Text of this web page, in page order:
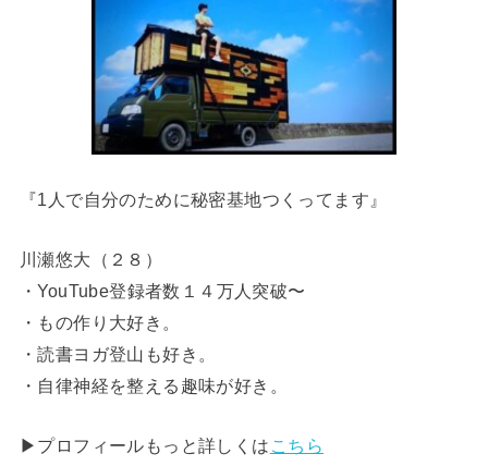
『1人で自分のために秘密基地つくってます』
川瀬悠大（２８）
・YouTube登録者数１４万人突破〜
・もの作り大好き。
・読書ヨガ登山も好き。
・自律神経を整える趣味が好き。
▶︎プロフィールもっと詳しくは こちら